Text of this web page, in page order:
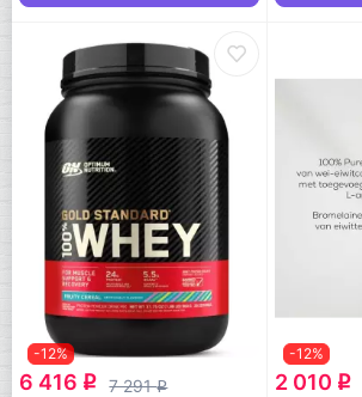
-12%
6 416 q 7 291q
-12%
2 010 q